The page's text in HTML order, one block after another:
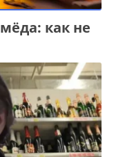
как не